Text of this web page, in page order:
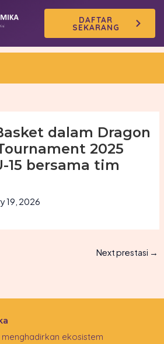
DAFTAR
SEKARANG
dalam Dragon
2025
15 bersama tim
19, 2026
Next prestasi →
ekosistem